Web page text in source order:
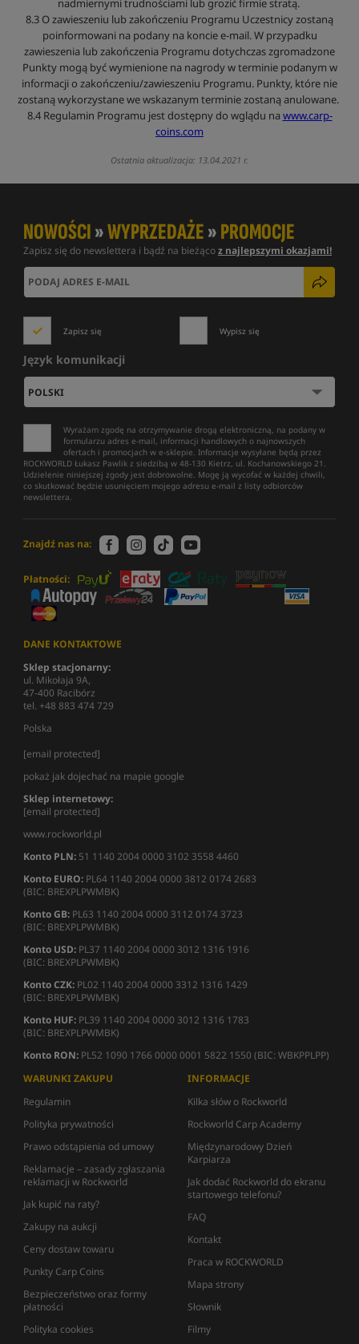
nadmiernymi trudnościami lub grozić firmie stratą.
8.3 O zawieszeniu lub zakończeniu Programu Uczestnicy zostaną
poinformowani na podany na koncie e-mail. W przypadku
zawieszenia lub zakończenia Programu dotychczas zgromadzone
Punkty mogą być wymienione na nagrody w terminie podanym w
informacji o zakończeniu/zawieszeniu Programu. Punkty, które nie
zostaną wykorzystane we wskazanym terminie zostaną anulowane.
8.4 Regulamin Programu jest dostępny do wglądu nawww.carp-
coins.com
Ostatnia aktualizacja: 13.04.2021 r.
NOWOŚCI»WYPRZEDAŻE»PROMOCJE
Zapisz się do newslettera i bądź na bieżącoz najlepszymi okazjami!
Zapisz się Wypisz się
Język komunikacji
Wyrażam zgodę na otrzymywanie drogą elektroniczną, na podany w
formularzu adres e-mail, informacji handlowych o najnowszych
ofertach i promocjach w e-sklepie. Informacje wysyłane będą przez
ROCKWORLD Łukasz Pawlik z siedzibą w 48-130 Kietrz, ul. Kochanowskiego 21.
Udzielenie niniejszej zgody jest dobrowolne. Mogę ją wycofać w każdej chwili,
co skutkować będzie usunięciem mojego adresu e-mail z listy odbiorców
newslettera.
Znajdź nas na:
Płatności:
DANE KONTAKTOWE
Sklep stacjonarny:
ul. Mikołaja 9A,
47-400 Racibórz
tel. +48 883 474 729
Polska
[email protected]
pokaż jak dojechać na mapie google
Sklep internetowy:
[email protected]
www.rockworld.pl
Konto PLN: 51 1140 2004 0000 3102 3558 4460
Konto EURO: PL64 1140 2004 0000 3812 0174 2683
(BIC: BREXPLPWMBK)
Konto GB: PL63 1140 2004 0000 3112 0174 3723
(BIC: BREXPLPWMBK)
Konto USD: PL37 1140 2004 0000 3012 1316 1916
(BIC: BREXPLPWMBK)
Konto CZK: PL02 1140 2004 0000 3312 1316 1429
(BIC: BREXPLPWMBK)
Konto HUF: PL39 1140 2004 0000 3012 1316 1783
(BIC: BREXPLPWMBK)
Konto RON: PL52 1090 1766 0000 0001 5822 1550 (BIC: WBKPPLPP)
WARUNKI ZAKUPU
Regulamin
Polityka prywatności
Prawo odstąpienia od umowy
Reklamacje – zasady zgłaszania
reklamacji w Rockworld
Jak kupić na raty?
Zakupy na aukcji
Ceny dostaw towaru
Punkty Carp Coins
Bezpieczeństwo oraz formy
płatności
Polityka cookies
INFORMACJE
Kilka słów o Rockworld
Rockworld Carp Academy
Międzynarodowy Dzień
Karpiarza
Jak dodać Rockworld do ekranu
startowego telefonu?
FAQ
Kontakt
Praca w ROCKWORLD
Mapa strony
Słownik
Filmy